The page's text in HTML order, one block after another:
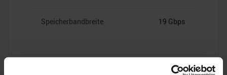
Speicherbandbreite 19 Gbps